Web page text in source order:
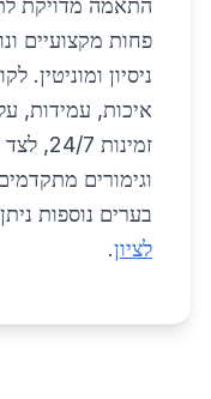
התאמה מדויקת
פחות מקצועיים
ניסיון
איכות, עמידות,
וגימורים
בערים נוספות
לציון.